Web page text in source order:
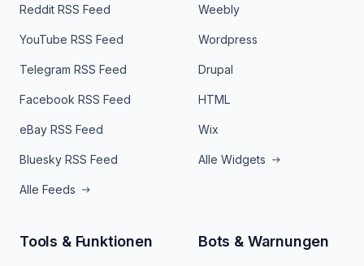
Reddit RSS Feed
YouTube RSS Feed
Telegram RSS Feed
Facebook RSS Feed
eBay RSS Feed
Bluesky RSS Feed
Alle Feeds
Weebly
Wordpress
Drupal
HTML
Wix
Alle Widgets
Tools & Funktionen Bots & Warnungen